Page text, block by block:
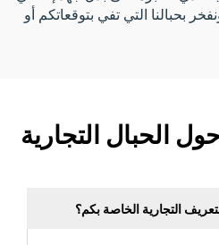
بحبالنا التي تفي بتوقعاتكم أو
الحبال التجارية
التجارية الخاصة بكم؟